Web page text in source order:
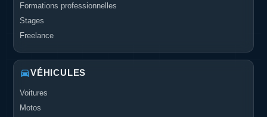
Formations professionnelles
Stages
Freelance
VÉHICULES
Voitures
Motos